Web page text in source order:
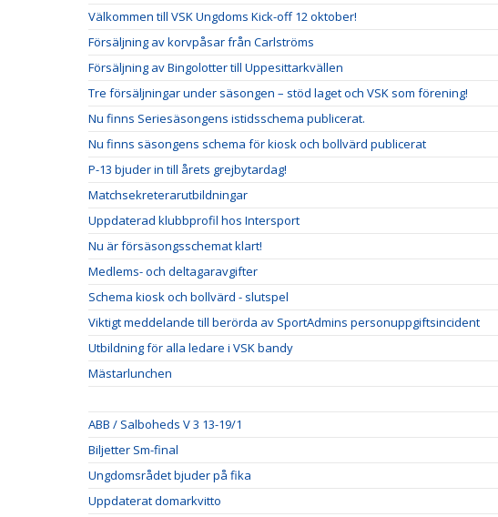
Välkommen till VSK Ungdoms Kick-off 12 oktober!
Försäljning av korvpåsar från Carlströms
Försäljning av Bingolotter till Uppesittarkvällen
Tre försäljningar under säsongen – stöd laget och VSK som förening!
Nu finns Seriesäsongens istidsschema publicerat.
Nu finns säsongens schema för kiosk och bollvärd publicerat
P-13 bjuder in till årets grejbytardag!
Matchsekreterarutbildningar
Uppdaterad klubbprofil hos Intersport
Nu är försäsongsschemat klart!
Medlems- och deltagaravgifter
Schema kiosk och bollvärd - slutspel
Viktigt meddelande till berörda av SportAdmins personuppgiftsincident
Utbildning för alla ledare i VSK bandy
Mästarlunchen
ABB / Salboheds V 3 13-19/1
Biljetter Sm-final
Ungdomsrådet bjuder på fika
Uppdaterat domarkvitto